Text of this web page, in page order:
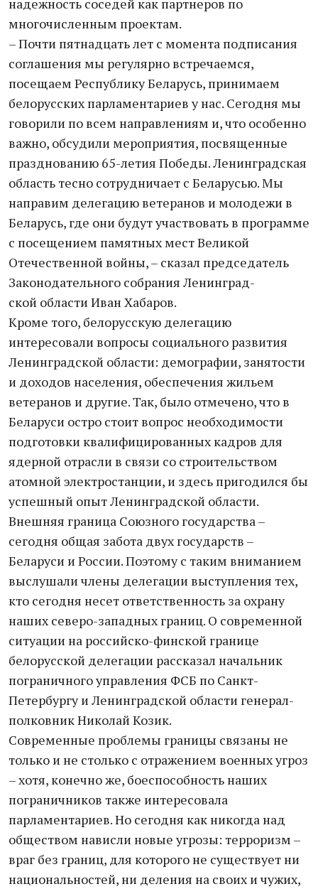
надежность соседей как партнеров по
многочисленным проектам.
– Почти пятнадцать лет с момента подписания
соглашения мы регулярно встречаемся,
посещаем Республику Беларусь, принимаем
белорусских парламентариев у нас. Сегодня мы
говорили по всем направлениям и, что особенно
важно, обсудили мероприятия, посвященные
празднованию 65-летия Победы. Ленинградская
область тесно сотрудничает с Беларусью. Мы
направим делегацию ветеранов и молодежи в
Беларусь, где они будут участвовать в программе
с посещением памятных мест Великой
Отечественной войны, – сказал председатель
Законодательного собрания Ленинград-
ской области Иван Хабаров.
Кроме того, белорусскую делегацию
интересовали вопросы социального развития
Ленинградской области: демографии, занятости
и доходов населения, обеспечения жильем
ветеранов и другие. Так, было отмечено, что в
Беларуси остро стоит вопрос необходимости
подготовки квалифицированных кадров для
ядерной отрасли в связи со строительством
атомной электростанции, и здесь пригодился бы
успешный опыт Ленинградской области.
Внешняя граница Союзного государства –
сегодня общая забота двух государств –
Беларуси и России. Поэтому с таким вниманием
выслушали члены делегации выступления тех,
кто сегодня несет ответственность за охрану
наших северо-западных границ. О современной
ситуации на российско-финской границе
белорусской делегации рассказал начальник
пограничного управления ФСБ по Санкт-
Петербургу и Ленинградской области генерал-
полковник Николай Козик.
Современные проблемы границы связаны не
только и не столько с отражением военных угроз
– хотя, конечно же, боеспособность наших
пограничников также интересовала
парламентариев. Но сегодня как никогда над
обществом нависли новые угрозы: терроризм –
враг без границ, для которого не существует ни
национальностей, ни деления на своих и чужих,